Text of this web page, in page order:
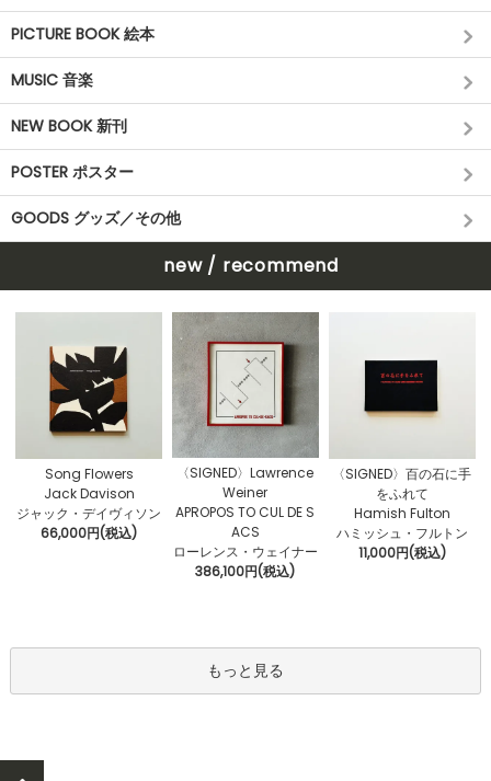
PICTURE BOOK 絵本
MUSIC 音楽
NEW BOOK 新刊
POSTER ポスター
GOODS グッズ／その他
new / recommend
Song Flowers
Jack Davison
ジャック・デイヴィソン
66,000円(税込)
〈SIGNED〉Lawrence
Weiner
APROPOS TO CUL DE S
ACS
ローレンス・ウェイナー
386,100円(税込)
〈SIGNED〉百の石に手
をふれて
Hamish Fulton
ハミッシュ・フルトン
11,000円(税込)
もっと見る